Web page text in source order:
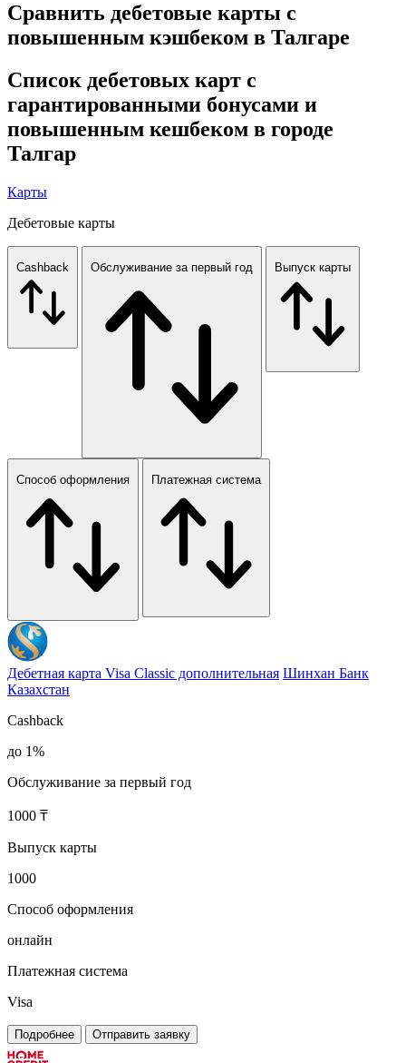
Сравнить дебетовые карты с
повышенным кэшбеком в Талгаре
Список дебетовых карт с
гарантированными бонусами и
повышенным кешбеком в городе
Талгар
Карты
Дебетовые карты
Cashback Обслуживание за первый год Выпуск карты
Способ оформления Платежная система
Дебетная карта Visa Classic дополнительная Шинхан Банк
Казахстан
Cashback
до 1%
Обслуживание за первый год
1000 ₸
Выпуск карты
1000
Способ оформления
онлайн
Платежная система
Visa
Подробнее Отправить заявку